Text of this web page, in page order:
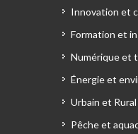
Innovation et
Formation et
Numérique et
Énergie et
Urbain et Rural
Pêche et